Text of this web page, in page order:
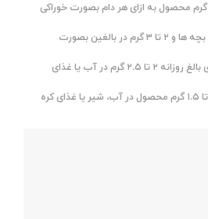
بره و بزغاله: روزانه ۱ تا ۱.۵ گرم محصول به ازای هر دام بصورت خوراکی
شتر: روزانه ۱.۵ تا ۲ گرم در بچه ها و ۲ تا ۳ گرم در بالغین بصورت
اسب های بالغ: در اسب های بالغ روزانه ۲ تا ۲.۵ گرم در آب یا غذای
کره اسبهای جوان: روزانه ۱ تا ۱.۵ گرم محصول در آب، شیر یا غذای کره